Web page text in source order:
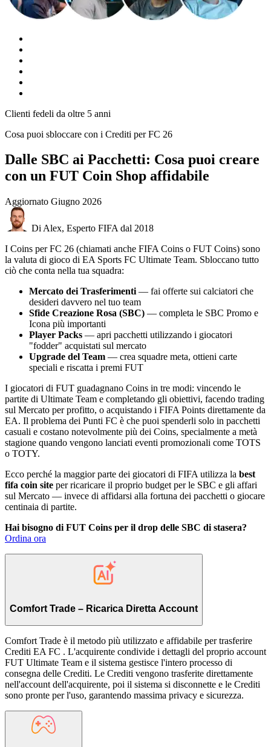
Clienti fedeli da oltre 5 anni
Cosa puoi sbloccare con i Crediti per FC 26
Dalle SBC ai Pacchetti: Cosa puoi creare
con un FUT Coin Shop affidabile
Aggiornato Giugno 2026
Di Alex, Esperto FIFA dal 2018
I Coins per FC 26 (chiamati anche FIFA Coins o FUT Coins) sono
la valuta di gioco di EA Sports FC Ultimate Team. Sbloccano tutto
ciò che conta nella tua squadra:
Mercato dei Trasferimenti — fai offerte sui calciatori che
desideri davvero nel tuo team
Sfide Creazione Rosa (SBC) — completa le SBC Promo e
Icona più importanti
Player Packs — apri pacchetti utilizzando i giocatori
"fodder" acquistati sul mercato
Upgrade del Team — crea squadre meta, ottieni carte
speciali e riscatta i premi FUT
I giocatori di FUT guadagnano Coins in tre modi: vincendo le
partite di Ultimate Team e completando gli obiettivi, facendo trading
sul Mercato per profitto, o acquistando i FIFA Points direttamente da
EA. Il problema dei Punti FC è che puoi spenderli solo in pacchetti
casuali e costano notevolmente più dei Coins, specialmente a metà
stagione quando vengono lanciati eventi promozionali come TOTS
o TOTY.
Ecco perché la maggior parte dei giocatori di FIFA utilizza la best
fifa coin site per ricaricare il proprio budget per le SBC e gli affari
sul Mercato — invece di affidarsi alla fortuna dei pacchetti o giocare
centinaia di partite.
Hai bisogno di FUT Coins per il drop delle SBC di stasera?
Ordina ora
Comfort Trade – Ricarica Diretta Account
Comfort Trade è il metodo più utilizzato e affidabile per trasferire
Crediti EA FC . L'acquirente condivide i dettagli del proprio account
FUT Ultimate Team e il sistema gestisce l'intero processo di
consegna delle Crediti. Le Crediti vengono trasferite direttamente
nell'account dell'acquirente, poi il sistema si disconnette e le Crediti
sono pronte per l'uso, garantendo massima privacy e sicurezza.